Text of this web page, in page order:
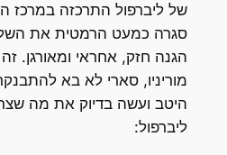
של ליברפול התרכזה במרכז
סגרה כמעט הרמטית את
הגנה חזק, אחראי ומאורגן.
מוריניו, סארי לא בא
היטב ועשה בדיוק את מה
ליברפול: